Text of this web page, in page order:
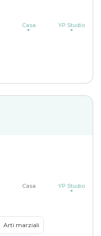
Casa YP Studio
Casa YP Studio
Arti marziali